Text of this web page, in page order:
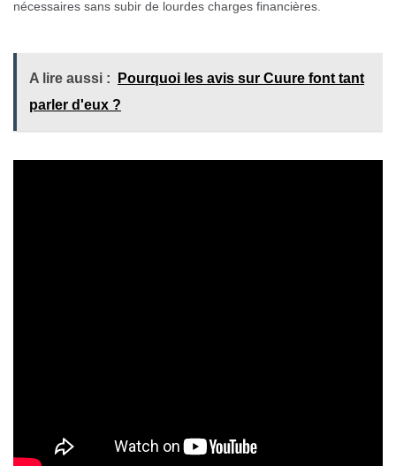
nécessaires sans subir de lourdes charges financières.
A lire aussi :
Pourquoi les avis sur Cuure font tant
parler d'eux ?